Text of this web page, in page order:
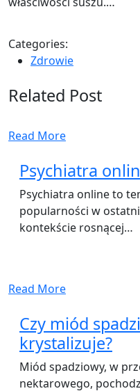
Categories:
Zdrowie
Related Post
Read More
Psychiatra
Psychiatra online to
popularności w
kontekście rosnącej…
Read More
Czy miód
krystalizuje?
Miód spadziowy, w
nektarowego,